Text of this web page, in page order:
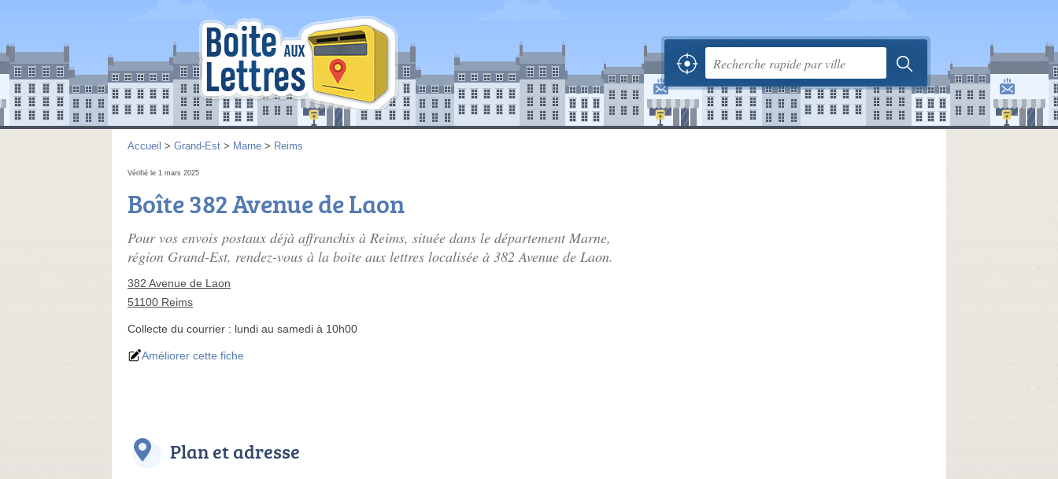
Accueil > Grand-Est > Marne > Reims
Vérifié le 1 mars 2025
Boîte 382 Avenue de Laon
Pour vos envois postaux déjà affranchis à Reims, située dans le département Marne,
région Grand-Est, rendez-vous à la boite aux lettres localisée à 382 Avenue de Laon.
382 Avenue de Laon
51100 Reims
Collecte du courrier : lundi au samedi à 10h00
Améliorer cette fiche
Plan et adresse